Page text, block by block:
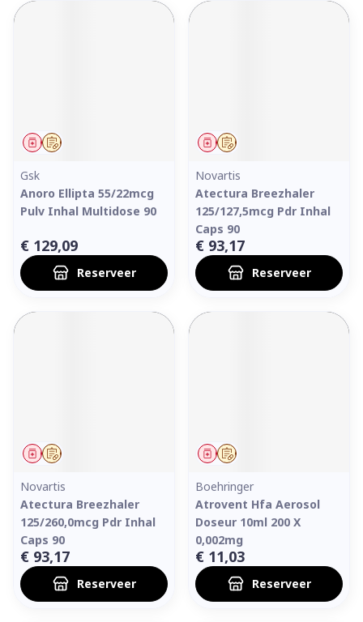
Op voorschrift
Geneesmiddel
Gsk
Anoro Ellipta 55/22mcg
Pulv Inhal Multidose 90
€ 129,09
Reserveer
Op voorschrift
Geneesmiddel
Novartis
Atectura Breezhaler
125/127,5mcg Pdr Inhal
Caps 90
€ 93,17
Reserveer
Op voorschrift
Geneesmiddel
Novartis
Atectura Breezhaler
125/260,0mcg Pdr Inhal
Caps 90
€ 93,17
Reserveer
Op voorschrift
Geneesmiddel
Boehringer
Atrovent Hfa Aerosol
Doseur 10ml 200 X
0,002mg
€ 11,03
Reserveer